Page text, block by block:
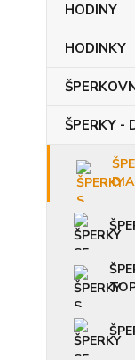
HODINY
HODINKY
ŠPERKY -